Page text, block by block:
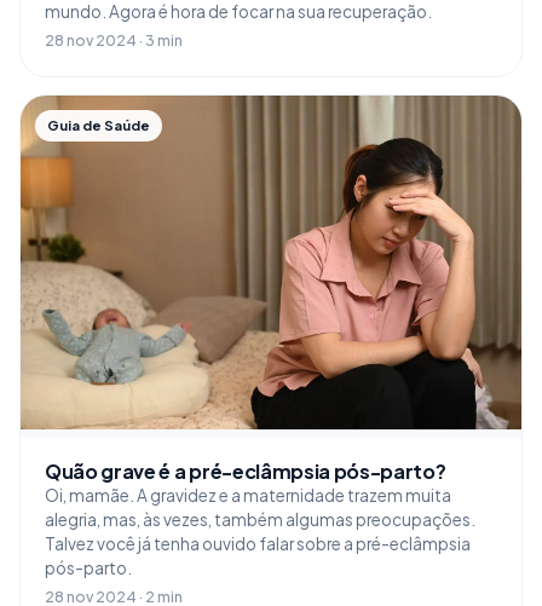
mundo. Agora é hora de focar na sua recuperação.
28 nov 2024 · 3 min
Guia de Saúde
Quão grave é a pré-eclâmpsia pós-parto?
Oi, mamãe. A gravidez e a maternidade trazem muita
alegria, mas, às vezes, também algumas preocupações.
Talvez você já tenha ouvido falar sobre a pré-eclâmpsia
pós-parto.
28 nov 2024 · 2 min